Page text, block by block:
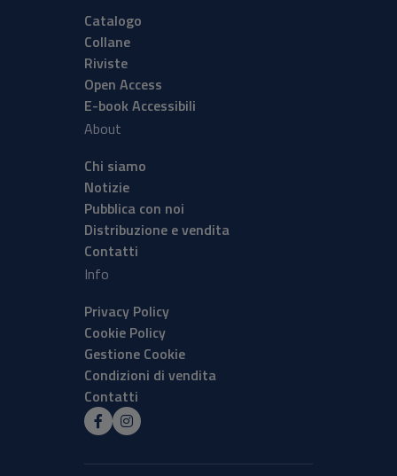
Catalogo
Collane
Riviste
Open Access
E-book Accessibili
About
Chi siamo
Notizie
Pubblica con noi
Distribuzione e vendita
Contatti
Info
Privacy Policy
Cookie Policy
Gestione Cookie
Condizioni di vendita
Contatti